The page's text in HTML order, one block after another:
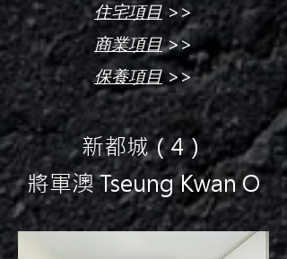
住宅項目>>
商業項目>>
保養項目>>
新都城（4）
將軍澳 Tseung Kwan O